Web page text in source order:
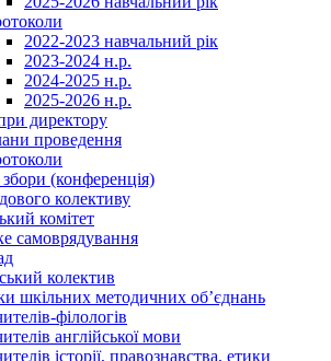
2022-2023 навчальний рік
2023-2024 н.р.
2024-2025 н.р.
2025-2026 н.р.
директору
проведення
збори (конференція)
колективу
комітет
самоврядування
колектив
шкільних методичних об’єднань
філологів
англійської мови
історії, правознавства, етики